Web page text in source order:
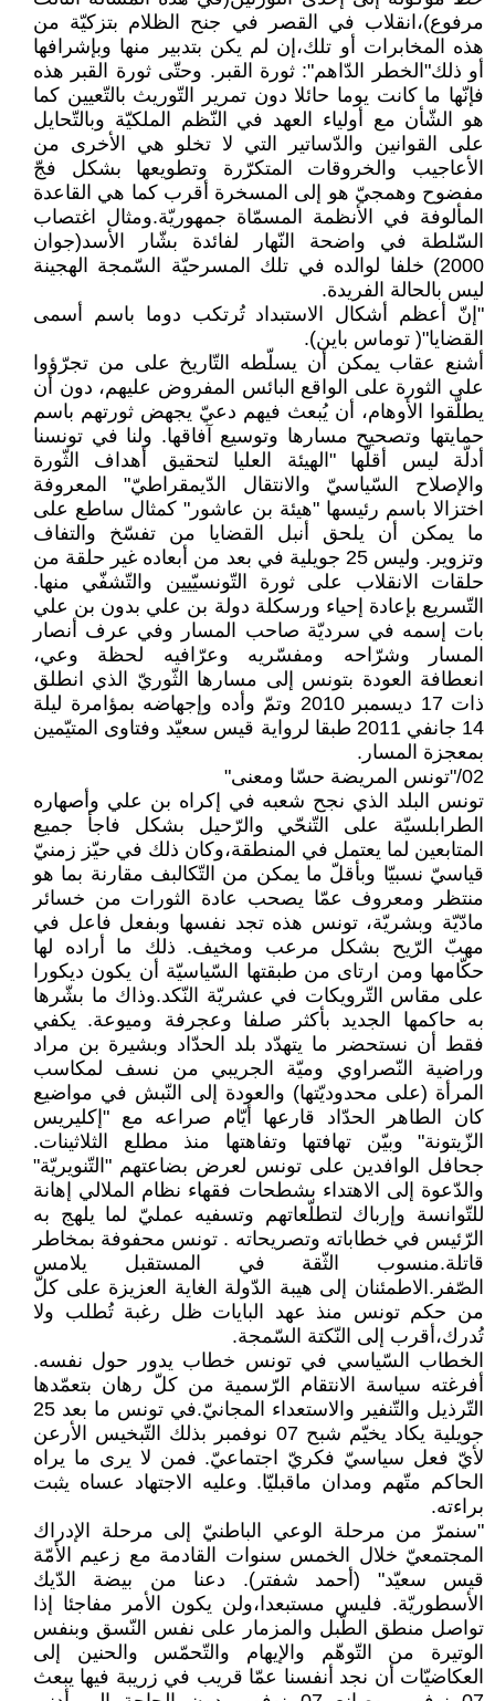
مرفوع)،انقلاب في القصر في جنح الظلام بتزكيّة من
هذه المخابرات أو تلك،إن لم يكن بتدبير منها وبإشرافها
أو ذلك"الخطر الدّاهم": ثورة القبر. وحتّى ثورة القبر هذه
فإنّها ما كانت يوما حائلا دون تمرير التّوريث بالتّعيين كما
هو الشّأن مع أولياء العهد في النّظم الملكيّة وبالتّحايل
على القوانين والدّساتير التي لا تخلو هي الأخرى من
الأعاجيب والخروقات المتكرّرة وتطويعها بشكل فجّ
مفضوح وهمجيّ هو إلى المسخرة أقرب كما هي القاعدة
المألوفة في الأنظمة المسمّاة جمهوريّة.ومثال اغتصاب
السّلطة في واضحة النّهار لفائدة بشّار الأسد(جوان
2000) خلفا لوالده في تلك المسرحيّة السّمجة الهجينة
ليس بالحالة الفريدة.
"إنّ أعظم أشكال الاستبداد تُرتكب دوما باسم أسمى
القضايا"( توماس باين).
أشنع عقاب يمكن أن يسلّطه التّاريخ على من تجرّؤوا
على الثورة على الواقع البائس المفروض عليهم، دون أن
يطلّقوا الأوهام، أن يُبعث فيهم دعيّ يجهض ثورتهم باسم
حمايتها وتصحيح مسارها وتوسيع آفاقها. ولنا في تونسنا
أدلّة ليس أقلّها "الهيئة العليا لتحقيق أهداف الثّورة
والإصلاح السّياسيّ والانتقال الدّيمقراطيّ" المعروفة
اختزالا باسم رئيسها "هيئة بن عاشور" كمثال ساطع على
ما يمكن أن يلحق أنبل القضايا من تفسّخ والتفاف
وتزوير. وليس 25 جويلية في بعد من أبعاده غير حلقة من
حلقات الانقلاب على ثورة التّونسيّيين والتّشفّي منها.
التّسريع بإعادة إحياء ورسكلة دولة بن علي بدون بن علي
بات إسمه في سرديّة صاحب المسار وفي عرف أنصار
المسار وشرّاحه ومفسّريه وعرّافيه لحظة وعي،
انعطافة العودة بتونس إلى مسارها الثّوريّ الذي انطلق
ذات 17 ديسمبر 2010 وتمّ وأده وإجهاضه بمؤامرة ليلة
14 جانفي 2011 طبقا لرواية قيس سعيّد وفتاوى المتيّمين
بمعجزة المسار.
02/"تونس المريضة حسّا ومعنى"
تونس البلد الذي نجح شعبه في إكراه بن علي وأصهاره
الطرابلسيّة على التّنحّي والرّحيل بشكل فاجأ جميع
المتابعين لما يعتمل في المنطقة،وكان ذلك في حيّز زمنيّ
قياسيّ نسبيّا وبأقلّ ما يمكن من التّكالبف مقارنة بما هو
منتظر ومعروف عمّا يصحب عادة الثورات من خسائر
مادّيّة وبشريّة، تونس هذه تجد نفسها وبفعل فاعل في
مهبّ الرّيح بشكل مرعب ومخيف. ذلك ما أراده لها
حكّامها ومن ارتاى من طبقتها السّياسيّة أن يكون ديكورا
على مقاس التّرويكات في عشريّة النّكد.وذاك ما بشّرها
به حاكمها الجديد بأكثر صلفا وعجرفة وميوعة. يكفي
فقط أن نستحضر ما يتهدّد بلد الحدّاد وبشيرة بن مراد
وراضية النّصراوي وميّة الجريبي من نسف لمكاسب
المرأة (على محدوديّتها) والعودة إلى النّبش في مواضيع
كان الطاهر الحدّاد قارعها أيّام صراعه مع "إكليريس
الزّيتونة" وبيّن تهافتها وتفاهتها منذ مطلع الثلاثينات.
جحافل الوافدين على تونس لعرض بضاعتهم "التّنويريّة"
والدّعوة إلى الاهتداء بشطحات فقهاء نظام الملالي إهانة
للتّوانسة وإرباك لتطلّعاتهم وتسفيه عمليّ لما يلهج به
الرّئيس في خطاباته وتصريحاته . تونس محفوفة بمخاطر
قاتلة.منسوب الثّقة في المستقبل يلامس
الصّفر.الاطمئنان إلى هيبة الدّولة الغاية العزيزة على كلّ
من حكم تونس منذ عهد البايات ظل رغبة تُطلب ولا
تُدرك،أقرب إلى النّكتة السّمجة.
الخطاب السّياسي في تونس خطاب يدور حول نفسه.
أفرغته سياسة الانتقام الرّسمية من كلّ رهان بتعمّدها
التّرذيل والتّنفير والاستعداء المجانيّ.في تونس ما بعد 25
جويلية يكاد يخيّم شبح 07 نوفمبر بذلك التّبخيس الأرعن
لأيّ فعل سياسيّ فكريّ اجتماعيّ. فمن لا يرى ما يراه
الحاكم متّهم ومدان ماقبليّا. وعليه الاجتهاد عساه يثبت
براءته.
"سنمرّ من مرحلة الوعي الباطنيّ إلى مرحلة الإدراك
المجتمعيّ خلال الخمس سنوات القادمة مع زعيم الأمّة
قيس سعيّد" (أحمد شفتر). دعنا من بيضة الدّيك
الأسطوريّة. فليس مستبعدا،ولن يكون الأمر مفاجئا إذا
تواصل منطق الطّبل والمزمار على نفس النّسق وبنفس
الوتيرة من التّوهّم والإيهام والتّحمّس والحنين إلى
العكاضيّات أن نجد أنفسنا عمّا قريب في زريبة فيها يبعث